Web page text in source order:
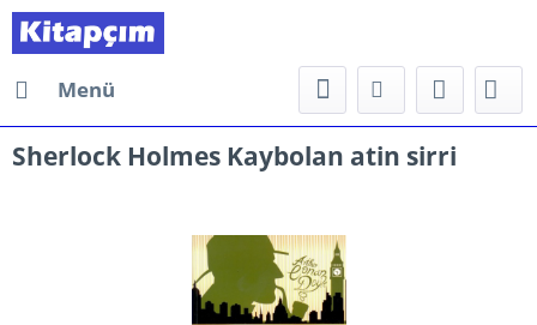
Menü
Sherlock Holmes Kaybolan atin sirri